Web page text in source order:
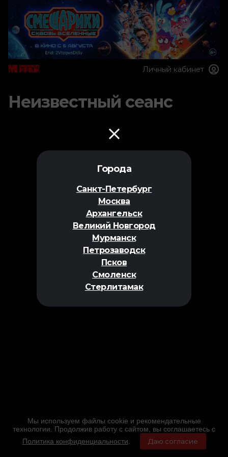
Города
Санкт-Петербург
Москва
Архангельск
Великий Новгород
Мурманск
Петрозаводск
Псков
Смоленск
Стерлитамак
Личный кабинет
Неизвестный сеанс
Мы используем файлы cookie и рекомендательные
технологии. Продолжив работу с сайтом, вы соглашаетесь с
Политика конфиденциальности
Даю согласие